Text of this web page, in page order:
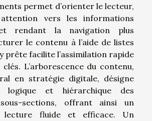
permet d’orienter le lecteur,
vers les informations
et rendant la navigation plus
le contenu à l’aide de listes
prête facilite l’assimilation rapide
clés. L’arborescence du contenu,
en stratégie digitale, désigne
logique et hiérarchique des
sections, offrant ainsi un
lecture fluide et efficace. Un